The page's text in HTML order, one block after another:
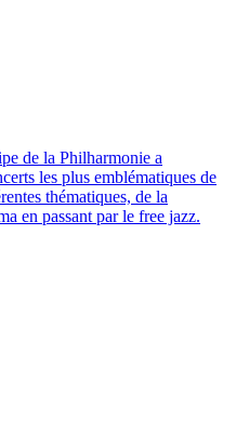
de la Philharmonie a
les plus emblématiques de
thématiques, de la
en passant par le free jazz.